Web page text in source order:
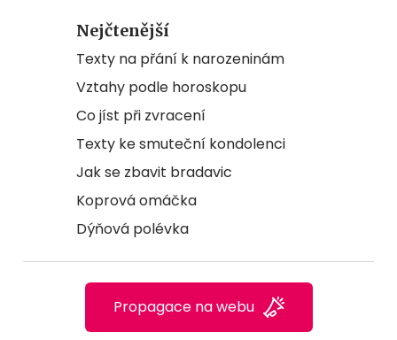
Nejčtenější
Texty na přání k narozeninám
Vztahy podle horoskopu
Co jíst při zvracení
Texty ke smuteční kondolenci
Jak se zbavit bradavic
Koprová omáčka
Dýňová polévka
Propagace na webu